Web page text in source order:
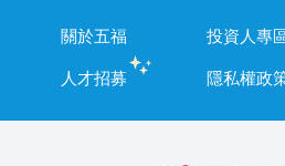
關於五福 投資人專
人才招募
隱私權政